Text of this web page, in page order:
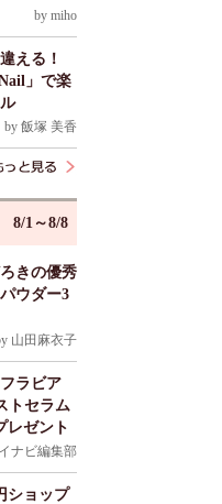
by miho
える！
」で楽
by 飯塚 美香
8/1～8/8
きの優秀
ウダー3
山田麻衣子
ラビア
トセラム
レゼント
ナビ編集部
ショップ